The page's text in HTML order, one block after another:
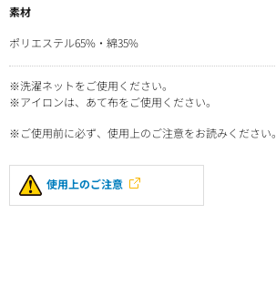
素材
ポリエステル65%・綿35%
※洗濯ネットをご使用ください。
※アイロンは、あて布をご使用ください。
※ご使用前に必ず、使用上のご注意をお読みください。
使用上のご注意